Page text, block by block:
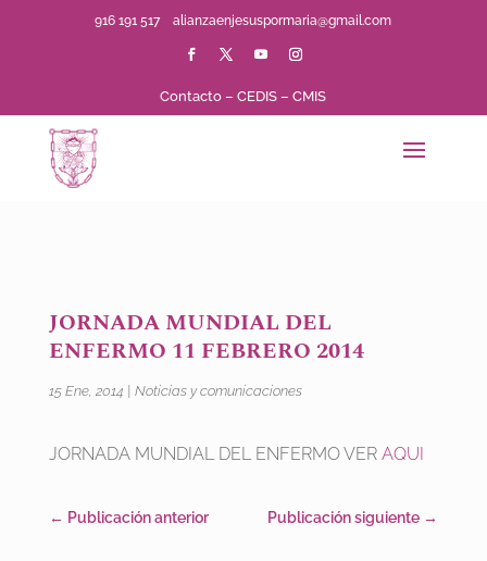
916 191 517alianzaenjesuspormaria@gmail.com
Contacto –CEDIS –CMIS
JORNADA MUNDIAL DEL
ENFERMO 11 FEBRERO 2014
15 Ene, 2014 Noticias y comunicaciones
JORNADA MUNDIAL DEL ENFERMO VER AQUI
← Publicación anterior Publicación siguiente →